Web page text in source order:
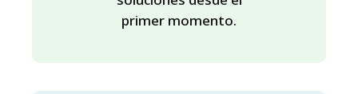
primer momento.